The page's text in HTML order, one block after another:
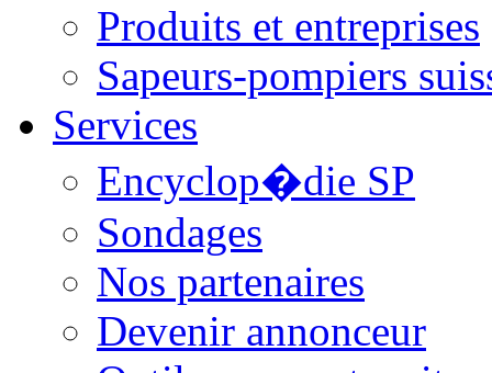
Produits et entreprises
Sapeurs-pompiers
Services
Encyclop�die SP
Sondages
Nos partenaires
Devenir annonceur